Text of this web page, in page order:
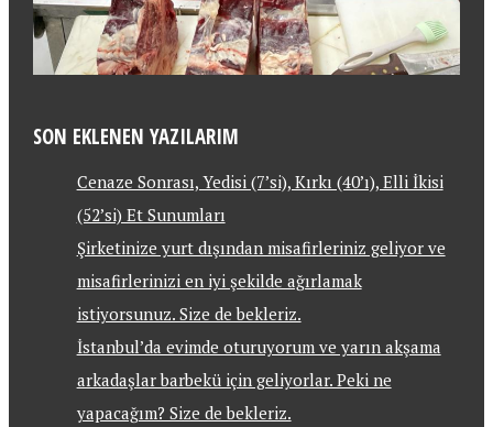
SON EKLENEN YAZILARIM
Cenaze Sonrası, Yedisi (7’si), Kırkı (40’ı), Elli İkisi
(52’si) Et Sunumları
Şirketinize yurt dışından misafirleriniz geliyor ve
misafirlerinizi en iyi şekilde ağırlamak
istiyorsunuz. Size de bekleriz.
İstanbul’da evimde oturuyorum ve yarın akşama
arkadaşlar barbekü için geliyorlar. Peki ne
yapacağım? Size de bekleriz.